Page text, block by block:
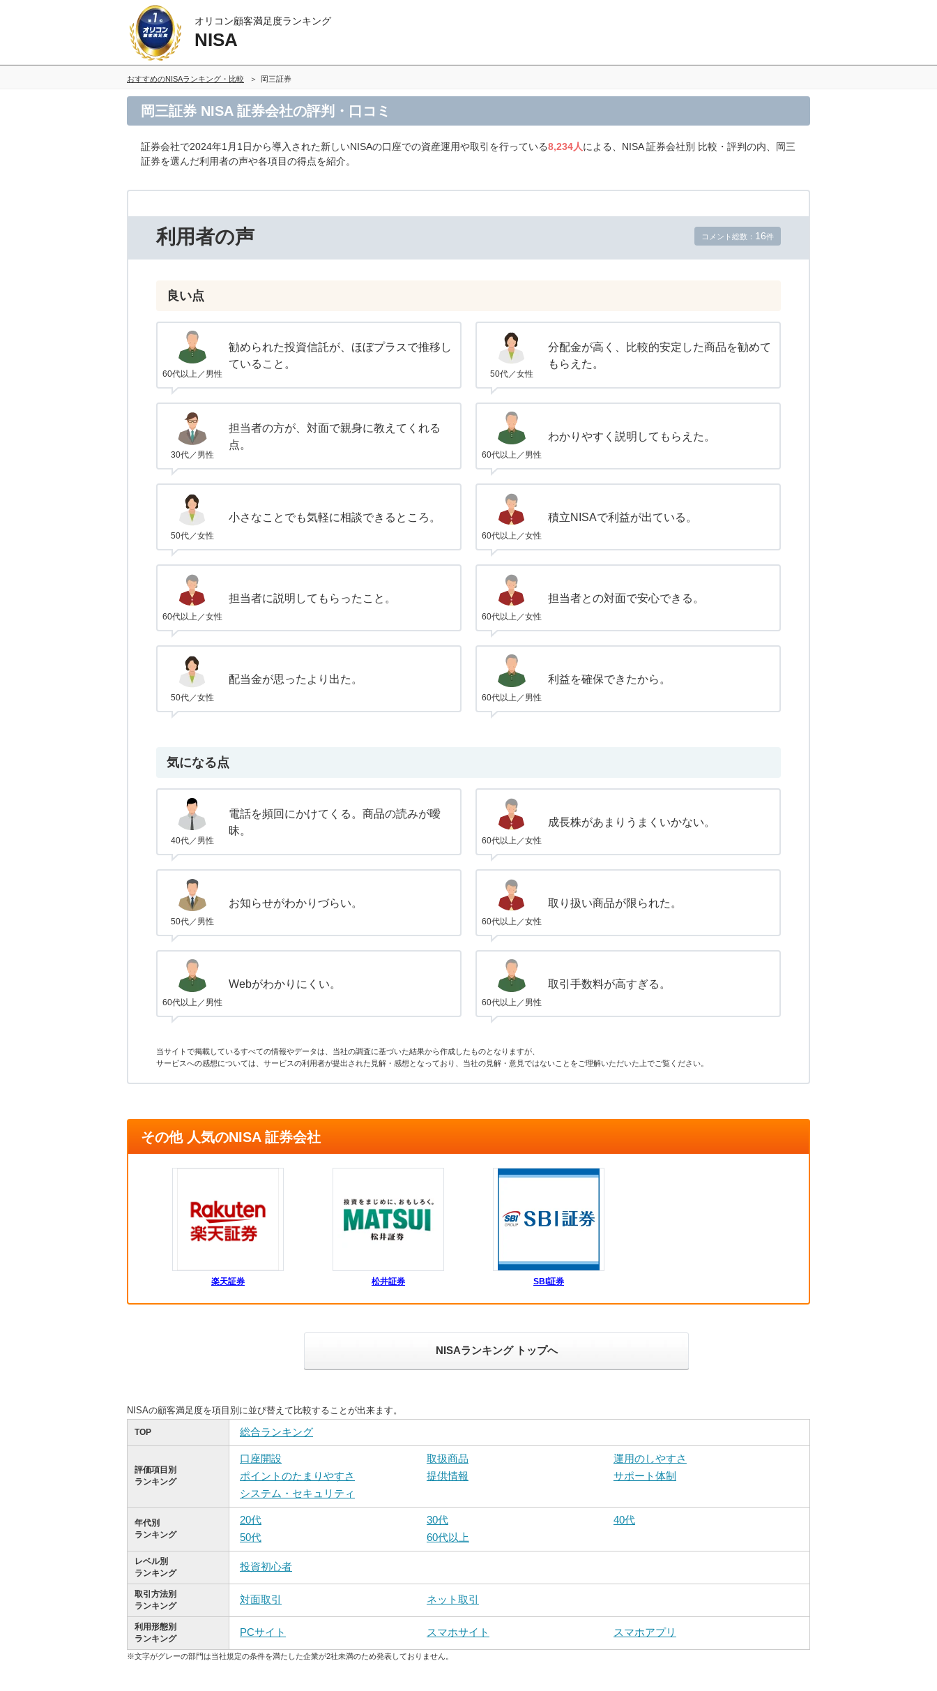
オリコン顧客満足度ランキング
NISA
おすすめのNISAランキング・比較 岡三証券
岡三証券 NISA 証券会社の評判・口コミ
証券会社で2024年1月1日から導入された新しいNISAの口座での資産運用や取引を行っている8,234人による、NISA 証券会社別 比較・評判の内、岡三
証券を選んだ利用者の声や各項目の得点を紹介。
利用者の声 コメント総数： 16件
良い点
60代以上／男性
勧められた投資信託が、ほぼプラスで推移し
ていること。
50代／女性
分配金が高く、比較的安定した商品を勧めて
もらえた。
30代／男性
担当者の方が、対面で親身に教えてくれる
点。
60代以上／男性
わかりやすく説明してもらえた。
50代／女性
小さなことでも気軽に相談できるところ。
60代以上／女性
積立NISAで利益が出ている。
60代以上／女性
担当者に説明してもらったこと。
60代以上／女性
担当者との対面で安心できる。
50代／女性
配当金が思ったより出た。
60代以上／男性
利益を確保できたから。
気になる点
40代／男性
電話を頻回にかけてくる。商品の読みが曖
昧。
60代以上／女性
成長株があまりうまくいかない。
50代／男性
お知らせがわかりづらい。
60代以上／女性
取り扱い商品が限られた。
60代以上／男性
Webがわかりにくい。
60代以上／男性
取引手数料が高すぎる。
当サイトで掲載しているすべての情報やデータは、当社の調査に基づいた結果から作成したものとなりますが、
サービスへの感想については、サービスの利用者が提出された見解・感想となっており、当社の見解・意見ではないことをご理解いただいた上でご覧ください。
その他 人気のNISA 証券会社
楽天証券 松井証券 SBI証券
NISAランキング トップへ
NISAの顧客満足度を項目別に並び替えて比較することが出来ます。
TOP 総合ランキング
評価項目別
ランキング
口座開設 取扱商品
運用のしやすさ
ポイントのたまりやすさ
提供情報
サポート体制
システム・セキュリティ
年代別
ランキング
20代 30代
40代
50代
60代以上
レベル別
ランキング
投資初心者
取引方法別
ランキング
対面取引 ネット取引
利用形態別
ランキング
PCサイト スマホサイト スマホアプリ
※文字がグレーの部門は当社規定の条件を満たした企業が2社未満のため発表しておりません。